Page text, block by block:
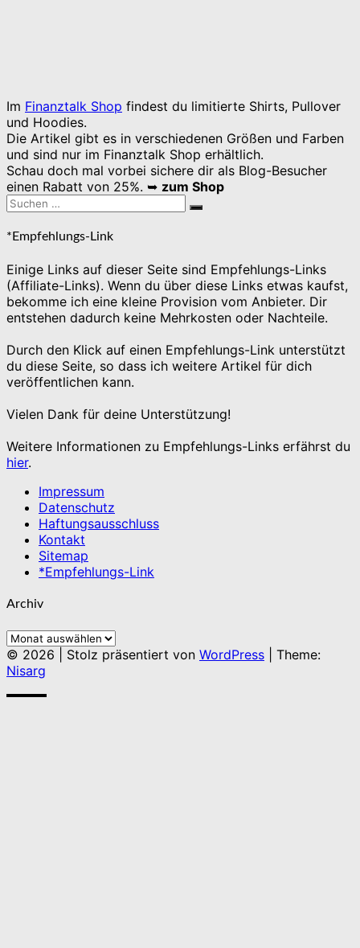
Im Finanztalk Shop findest du limitierte Shirts, Pullover
und Hoodies.
Die Artikel gibt es in verschiedenen Größen und Farben
und sind nur im Finanztalk Shop erhältlich.
Schau doch mal vorbei sichere dir als Blog-Besucher
einen Rabatt von 25%. ➥ zum Shop
Suchen
nach:
Suchen
*Empfehlungs-Link
Einige Links auf dieser Seite sind Empfehlungs-Links
(Affiliate-Links). Wenn du über diese Links etwas kaufst,
bekomme ich eine kleine Provision vom Anbieter. Dir
entstehen dadurch keine Mehrkosten oder Nachteile.
Durch den Klick auf einen Empfehlungs-Link unterstützt
du diese Seite, so dass ich weitere Artikel für dich
veröffentlichen kann.
Vielen Dank für deine Unterstützung!
Weitere Informationen zu Empfehlungs-Links erfährst du
hier.
Impressum
Datenschutz
Haftungsausschluss
Kontakt
Sitemap
*Empfehlungs-Link
Archiv
Archiv
© 2026
Stolz präsentiert von WordPress
Theme:
Nisarg